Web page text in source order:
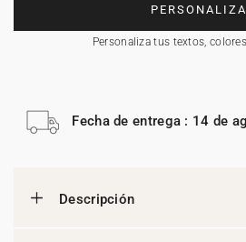
Personaliza tus textos,
Fecha de entrega : 14 de
Descripción